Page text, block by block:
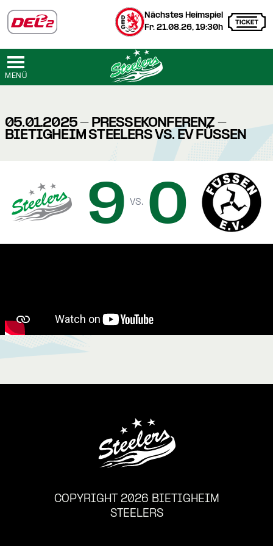
Nächstes Heimspiel
Fr. 21.08.26, 19:30h
MENÜ
05.01.2025 - PRESSEKONFERENZ -
BIETIGHEIM STEELERS VS. EV FÜSSEN
9 vs. 0
COPYRIGHT 2026 BIETIGHEIM
STEELERS